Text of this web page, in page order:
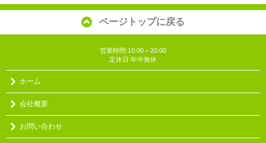
ページトップに戻る
営業時間:10:00～20:00
定休日:年中無休
ホーム
会社概要
お問い合わせ